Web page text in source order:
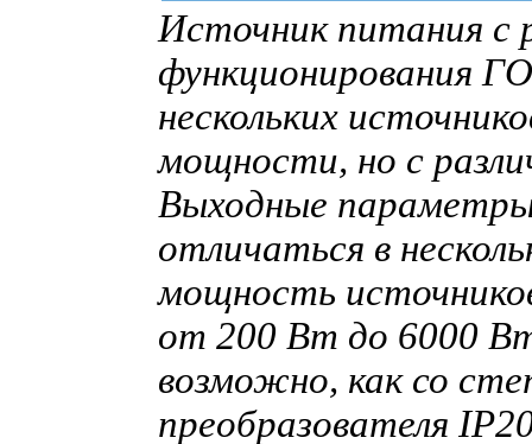
Источник питания с
функционирования
нескольких
мощности, но с
Выходные
отличаться в
мощность
от 200 Вт до 6000
возможно, как со
преобразователя